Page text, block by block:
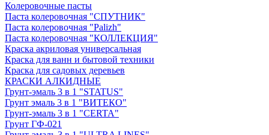
Колеровочные пасты
Паста колеровочная "СПУТНИК"
Паста колеровочная "Palizh"
Паста колеровочная "КОЛЛЕКЦИЯ"
Краска акриловая универсальная
Краска для ванн и бытовой техники
Краска для садовых деревьев
КРАСКИ АЛКИДНЫЕ
Грунт-эмаль 3 в 1 "STATUS"
Грунт эмаль 3 в 1 "ВИТЕКО"
Грунт-эмаль 3 в 1 "CERTA"
Грунт ГФ-021